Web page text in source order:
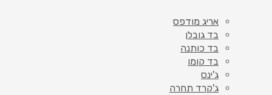
אריג מודפס
בד גובלן
בד כותנה
בד קומו
ג'ינס
ג'קרד תחרה